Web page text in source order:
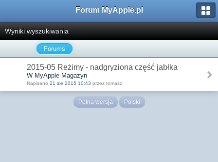
Forum MyApple.pl
Wyniki wyszukiwania
Forums
2015-05 Reżimy - nadgryziona część jabłka
W MyApple Magazyn
Napisano 21 sie 2015 10:43 przez tomasz
Pełna wersja Polski